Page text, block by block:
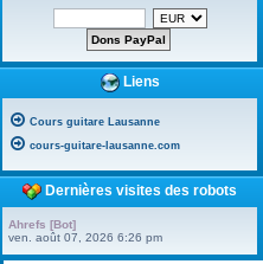
Liens
Cours guitare Lausanne
cours-guitare-lausanne.com
Dernières visites des robots
Ahrefs [Bot]
ven. août 07, 2026 6:26 pm